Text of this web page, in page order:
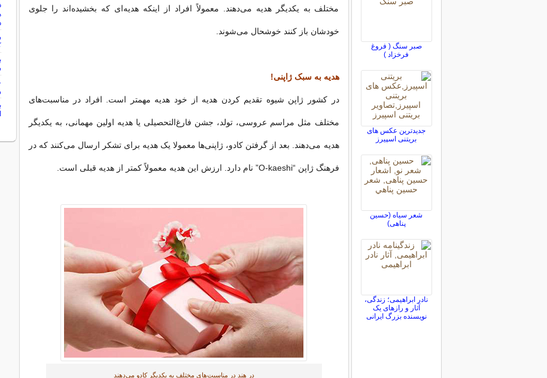
مختلف به یکدیگر هدیه می‌دهند. معمولاً افراد از اینکه هدیه‌ای که بخشیده‌اند را جلوی
خودشان باز کنند خوشحال می‌شوند.
هدیه به سبک ژاپنی!
در کشور ژاپن شیوه تقدیم کردن هدیه از خود هدیه مهمتر است. افراد در مناسبت‌های
مختلف مثل مراسم عروسی، تولد، جشن فارغ‌التحصیلی یا هدیه اولین مهمانی، به یکدیگر
هدیه می‌دهند. بعد از گرفتن کادو، ژاپنی‌ها معمولا یک هدیه برای تشکر ارسال می‌کنند که در
فرهنگ ژاپن “O-kaeshi” نام دارد. ارزش این هدیه معمولاً کمتر از هدیه قبلی است.
در هند در مناسبت‌های مختلف به یکدیگر کادو می‌دهند
صبر سنگ ( فروغ
فرخزاد )
جدیدترین عکس های
بریتنی اسپیرز
شعر سیاه (حسین
پناهی)
نادر ابراهیمی؛ زندگی،
آثار و رازهای یک
نویسنده بزرگ ایرانی